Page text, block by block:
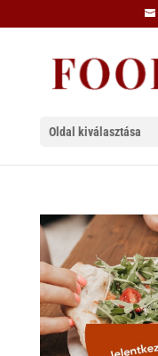
Oldal kiválasztása